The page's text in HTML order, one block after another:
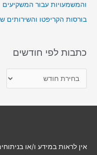
והמשמעויות עבור המשקיעים
בורסות הקריפטו והשירותים
כתבות לפי חודשים
ת
אין לראות במידע ו/או